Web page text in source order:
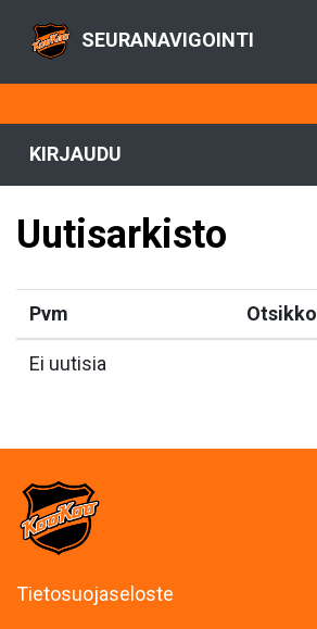
SEURANAVIGOINTI
KIRJAUDU
Uutisarkisto
Pvm Otsikko
Ei uutisia
Tietosuojaseloste